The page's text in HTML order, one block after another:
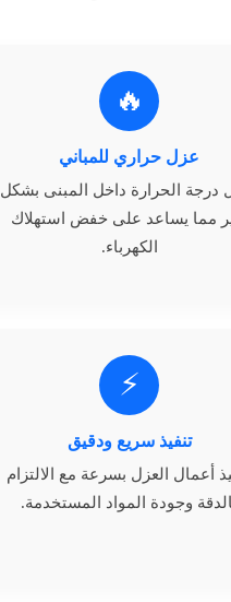
🔥
عزل حراري للمباني
درجة الحرارة داخل المبنى بشكل
مما يساعد على خفض استهلاك
الكهرباء.
⚡
تنفيذ سريع ودقيق
أعمال العزل بسرعة مع الالتزام
وجودة المواد المستخدمة.